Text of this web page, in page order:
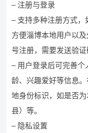
– 注册与登录
– 支持多种注册方式
方便淄博本地用户以
号注册，需要发送验证
– 用户登录后可完善
龄、兴趣爱好等信息
地身份标识，如是否
县）等。
– 隐私设置